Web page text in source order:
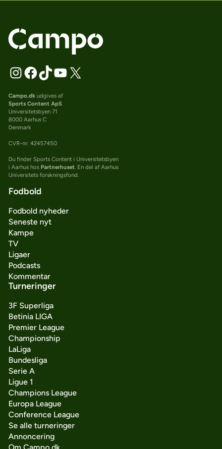
Campo.dkudgives af
Sports Content ApS
Universitetsbyen 71
8000 Aarhus C
Denmark
CVR-nr: 42457450
Du finder Sports Content i Universitetsbyen
i Aarhus hos Partnerhuset. En del af Aarhus
Universitets forskningsfond.
Fodbold
Fodbold nyheder
Seneste nyt
Kampe
TV
Ligaer
Podcasts
Kommentar
Turneringer
3F Superliga
Betinia LIGA
Premier League
Championship
LaLiga
Bundesliga
Serie A
Ligue 1
Champions League
Europa League
Conference League
Se alle turneringer
Annoncering